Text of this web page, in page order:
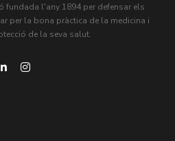
fundada l'any 1894 per defensar els
per la bona pràctica de la medicina i
de la seva salut.